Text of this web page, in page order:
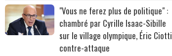
"Vous ne ferez plus de politique" :
chambré par Cyrille Isaac-Sibille
sur le village olympique, Éric Ciotti
contre-attaque